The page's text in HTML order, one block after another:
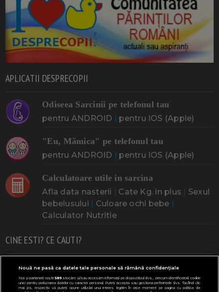
APLICATII DESPRECOPII
Odiseea Sarcinii pe telefonul tau
pentru ANDROID pentru IOS (Apple)
"Eu, Mămica" pe telefonul tau
pentru ANDROID pentru IOS (Apple)
Calculatoare utile in sarcina
Afla data nasterii Cate Kg. in plus
Sexul
bebelusului
Culoare ochi bebe
Calculator Nutritie
CINE ESTI? CE CAUTI?
Doresc un copil Adoptia Probleme cu sarcina
Urmeaza sa nasc Probleme alaptare Bebe plange
Nouă ne pasă ca datele tale personale să rămână confidențiale
Noi și partenerii noștri589stocăm și/sau accesăm informații pe dispozitivul dvs., precum identificatorii cookie
unici pentru prelucrarea datelor cu caracter personal. Puteți accepta sau gestiona preferințele dvs. făcând clic
mai jos, respectiv vă puteți opune utilizării unui interes legitim în orice moment pe pagina cu politica de